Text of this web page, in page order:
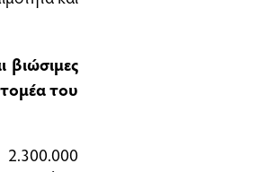
βιώσιμες
του